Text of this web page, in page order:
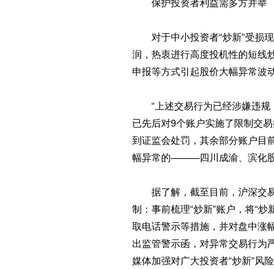
保护投资者利益需多方并举
对于中小投资者“炒新”受损现
润，热衷进行高度投机性的短线
申报等方式引起股价大幅异常波
“上述交易行为已经涉嫌违规
已先后对9个账户实施了限制交
到证监会处罚，其余部分账户目
幅异常的———四川成渝、滨化股
据了解，截至目前，沪深交易
制：事前梳理“炒新”账户，将“
取电话警示等措施，并对盘中涨
出监管警示函，对异常交易行为
媒体加强对广大投资者“炒新”风